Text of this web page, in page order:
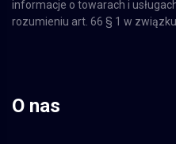
informacje o towarach i
rozumieniu art. 66 § 1 w
O nas